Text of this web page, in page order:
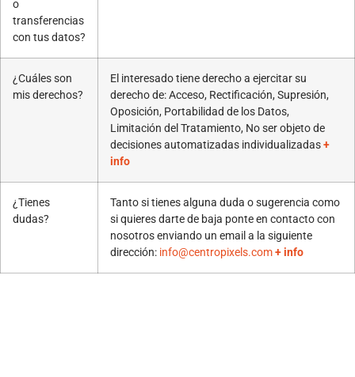
o
transferencias
con tus datos?
¿Cuáles son
mis derechos?
El interesado tiene derecho a ejercitar su
derecho de: Acceso, Rectificación, Supresión,
Oposición, Portabilidad de los Datos,
Limitación del Tratamiento, No ser objeto de
decisiones automatizadas individualizadas+
info
¿Tienes
dudas?
Tanto si tienes alguna duda o sugerencia como
si quieres darte de baja ponte en contacto con
nosotros enviando un email a la siguiente
dirección: info@centropixels.com+ info